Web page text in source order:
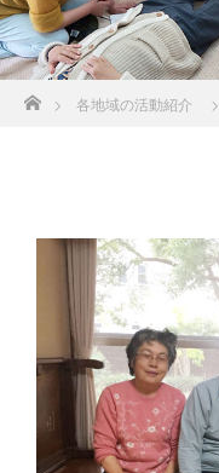
ホーム
各地域の活動紹介